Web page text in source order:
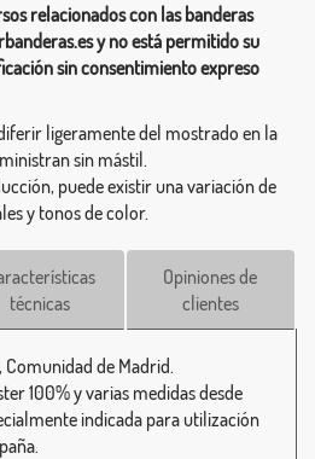
relacionados con las banderas
y no está permitido su
sin consentimiento expreso
ligeramente del mostrado en la
sin mástil.
puede existir una variación de
y tonos de color.
técnicas
Opiniones de
clientes
Comunidad de Madrid.
100% y varias medidas desde
indicada para utilización